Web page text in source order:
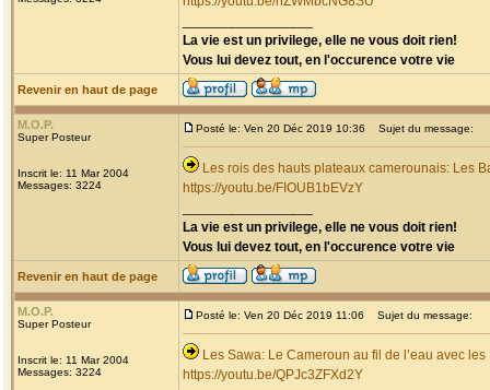
La vie est un privilege, elle ne vous doit rien!
Vous lui devez tout, en l'occurence votre vie
Revenir en haut de page
M.O.P.
Super Posteur
Inscrit le: 11 Mar 2004
Messages: 3224
Posté le: Ven 20 Déc 2019 10:36 Sujet du message:
Les rois des hauts plateaux camerounais: Les
https://youtu.be/FIOUB1bEVzY
La vie est un privilege, elle ne vous doit rien!
Vous lui devez tout, en l'occurence votre vie
Revenir en haut de page
M.O.P.
Super Posteur
Inscrit le: 11 Mar 2004
Messages: 3224
Posté le: Ven 20 Déc 2019 11:06 Sujet du message:
Les Sawa: Le Cameroun au fil de l’eau avec
https://youtu.be/QPJc3ZFXd2Y